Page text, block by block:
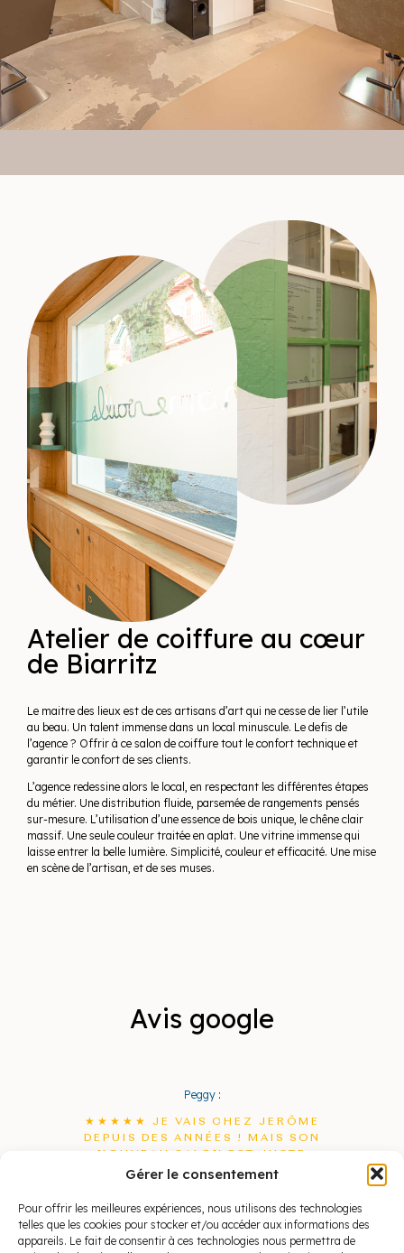
Gérer le consentement
Pour offrir les meilleures expériences, nous utilisons des technologies
telles que les cookies pour stocker et/ou accéder aux informations des
appareils. Le fait de consentir à ces technologies nous permettra de
Atelier de coiffure au cœur
de Biarritz
Le maitre des lieux est de ces artisans d’art qui ne cesse de lier l’utile
au beau. Un talent immense dans un local minuscule. Le defis de
l’agence ? Offrir à ce salon de coiffure tout le confort technique et
garantir le confort de ses clients.
L’agence redessine alors le local, en respectant les différentes étapes
du métier. Une distribution fluide, parsemée de rangements pensés
sur-mesure. L’utilisation d’une essence de bois unique, le chêne clair
massif. Une seule couleur traitée en aplat. Une vitrine immense qui
laisse entrer la belle lumière. Simplicité, couleur et efficacité. Une mise
en scène de l’artisan, et de ses muses.
Avis google
Peggy:
★★★★★ JE VAIS CHEZ JERÔME
DEPUIS DES ANNÉES ! MAIS SON
NOUVEAU SALON EST JUSTE
MAGNIFIQUE ! TOUT COMME MES
CHEZ LUI . COIFFEUR À
L’ÉCOUTE, QUI CONSEILLE TRÈS
BIEN PAR RAPPORT À VOTRE